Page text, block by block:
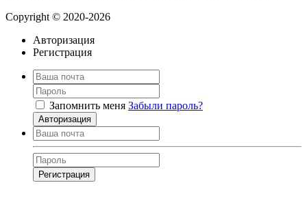
Copyright © 2020-2026
Авторизация
Регистрация
Запомнить меня Забыли пароль?
Авторизация
Регистрация